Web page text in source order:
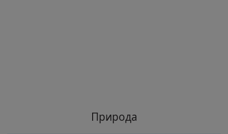
Природа